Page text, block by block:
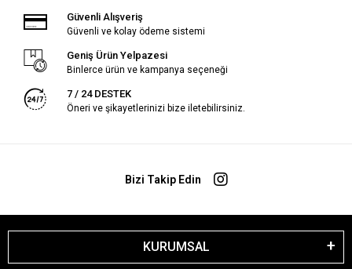
Güvenli Alışveriş
Güvenli ve kolay ödeme sistemi
Geniş Ürün Yelpazesi
Binlerce ürün ve kampanya seçeneği
7 / 24 DESTEK
Öneri ve şikayetlerinizi bize iletebilirsiniz.
Bizi Takip Edin
KURUMSAL